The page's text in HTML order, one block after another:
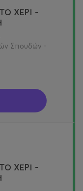
ΧΕΡΙ -
Σπουδών -
ΧΕΡΙ -